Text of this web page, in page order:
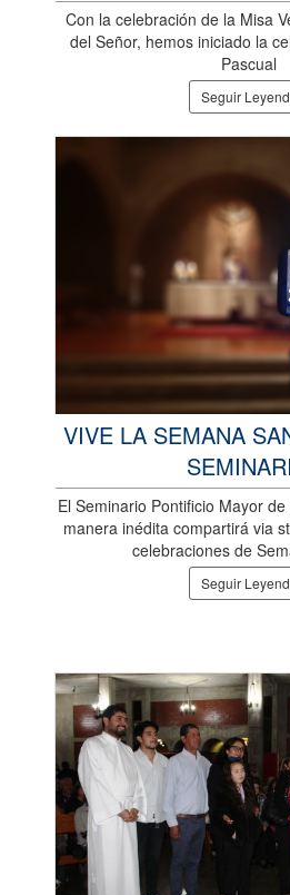
Con la celebración de la Misa
del Señor, hemos iniciado la
Pascual
Seguir
VIVE LA SEMANA
El Seminario Pontificio Mayor
manera inédita compartirá via
celebraciones de
Seguir